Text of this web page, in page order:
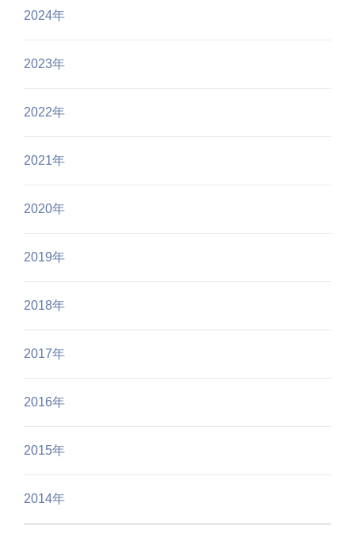
2024年
2023年
2022年
2021年
2020年
2019年
2018年
2017年
2016年
2015年
2014年